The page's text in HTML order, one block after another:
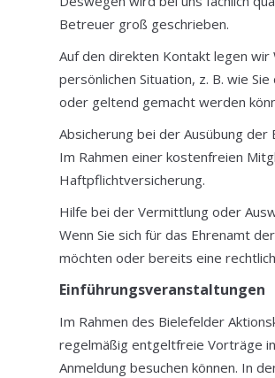
Betreuer groß geschrieben.
Auf den direkten Kontakt legen
persönlichen Situation, z. B. wie
oder geltend gemacht werden
Absicherung bei der Ausübung der
Im Rahmen einer kostenfreien
Haftpflichtversicherung.
Hilfe bei der Vermittlung oder
Wenn Sie sich für das Ehrenamt
möchten oder bereits eine
Einführungsveranstaltungen
Im Rahmen des Bielefelder
regelmäßig entgeltfreie Vorträge
Anmeldung besuchen können. In